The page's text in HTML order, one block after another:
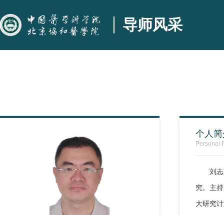
导师风采
个人
Personal
刘
究。主
大研究